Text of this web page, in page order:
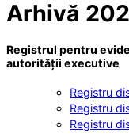
Arhivă
Registrul pentru
autorității executive
Registru
Registru
Registru